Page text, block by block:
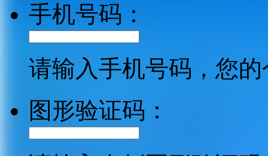
手机号码：
请输入手机号码，您
图形验证码：